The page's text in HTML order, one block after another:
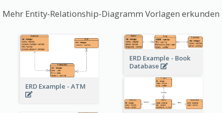
Mehr Entity-Relationship-Diagramm Vorlagen erkunden
ERD Example - ATM
ERD Example - Book
Database